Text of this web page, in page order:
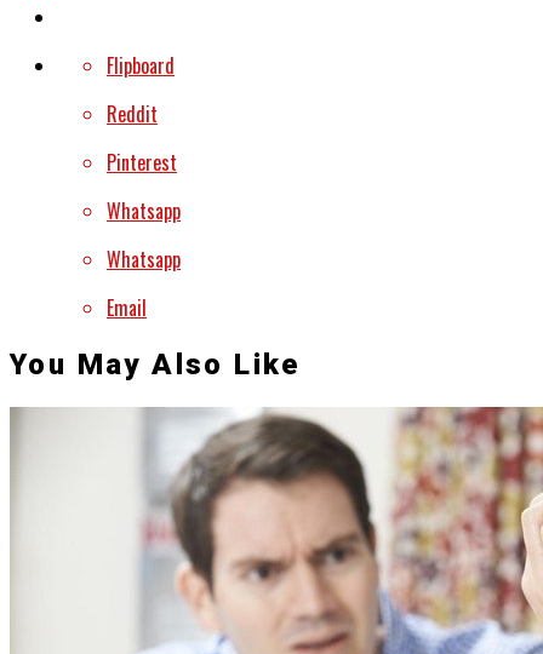
Flipboard
Reddit
Pinterest
Whatsapp
Whatsapp
Email
You May Also Like